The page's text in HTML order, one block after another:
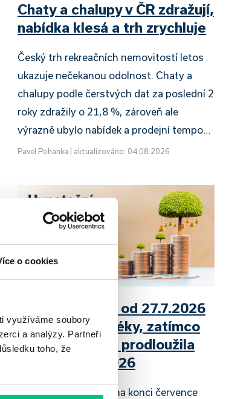
o cookies
využíváme soubory
a analýzy. Partneři
toho, že
Chaty a chalupy v ČR zdražují,
nabídka klesá a trh zrychluje
Český trh rekreačních nemovitostí letos
ukazuje nečekanou odolnost. Chaty a
chalupy podle čerstvých dat za poslední 2
roky zdražily o 21,8 %, zároveň ale
výrazně ubylo nabídek a prodejní tempo…
Pavel Pohanka aktualizováno: 04.08.2026
UniCredit Bank od 27.7.2026
zdražuje hypotéky, zatímco
Raiffeisenbank prodloužila
slevu do 6.9.2026
Český hypoteční trh na konci července